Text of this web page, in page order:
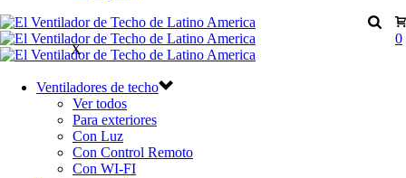
0
X
Ventiladores de techo
Ver todos
Para exteriores
Con Luz
Con Control Remoto
Con WI-FI